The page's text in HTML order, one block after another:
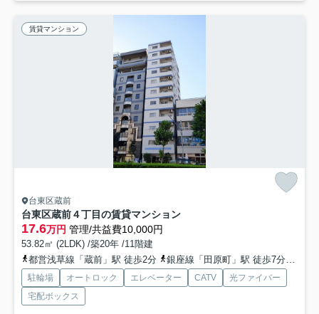
賃貸マンション
台東区蔵前
台東区蔵前４丁目の賃貸マンション
17.6万円 管理/共益費10,000円
53.82㎡ (2LDK) /築20年 /11階建
都営浅草線「蔵前」駅 徒歩2分
銀座線「田原町」駅 徒歩7分
駐輪場 オートロック エレベーター CATV
光ファイバー
宅配ボックス